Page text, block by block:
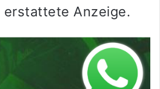
Anzeige.